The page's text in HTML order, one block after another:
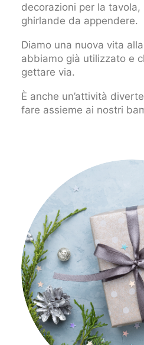
decorazioni per la tavola,
ghirlande da appendere.
Diamo una nuova vita
abbiamo già utilizzato e
gettare via.
È anche un’attività
fare assieme ai nostri